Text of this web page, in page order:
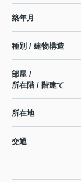
築年月
種別 / 建物構造
部屋 /
所在階 / 階建て
所在地
交通